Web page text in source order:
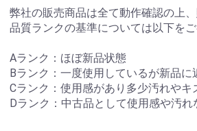
弊社の販売商品は全て動作確認の上、
品質ランクの基準については以下をご
Aランク：ほぼ新品状態
Bランク：一度使用しているが新品に
Cランク：使用感があり多少汚れやキ
Dランク：中古品として使用感や汚